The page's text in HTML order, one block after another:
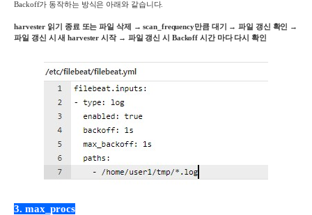
Backoff가 동작하는 방식은 아래와 같습니다.
harvester 읽기 종료 또는 파일 삭제 → scan_frequency만큼 대기 → 파일 갱신 확인 →
파일 갱신 시새 harvester시작 → 파일 갱신 시 Backoff 시간 마다 다시 확인
3. max_procs